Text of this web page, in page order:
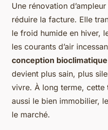
Une rénovation
réduire la facture. Elle
le froid humide en hiver,
les courants d’air
conception bioclimatique
devient plus sain, plus
vivre. À long terme,
aussi le bien immobilier,
le marché.